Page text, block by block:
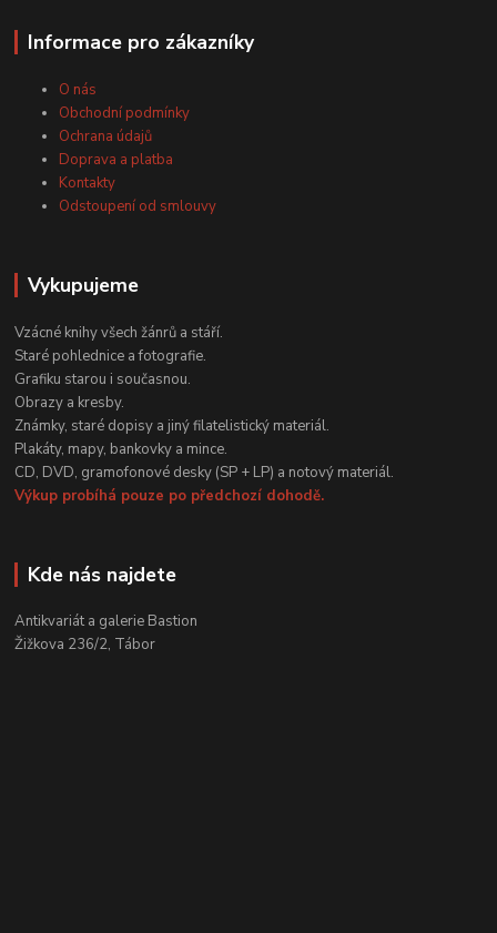
Informace pro zákazníky
O nás
Obchodní podmínky
Ochrana údajů
Doprava a platba
Kontakty
Odstoupení od smlouvy
Vykupujeme
Vzácné knihy všech žánrů a stáří.
Staré pohlednice a fotografie.
Grafiku starou i současnou.
Obrazy a kresby.
Známky, staré dopisy a jiný filatelistický materiál.
Plakáty, mapy, bankovky a mince.
CD, DVD, gramofonové desky (SP + LP) a notový materiál.
Výkup probíhá pouze po předchozí dohodě.
Kde nás najdete
Antikvariát a galerie Bastion
Žižkova 236/2, Tábor